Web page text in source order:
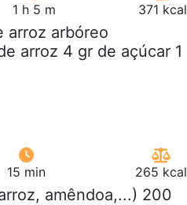
1 h 5 m 371 kcal
arroz arbóreo
arroz 4 gr de açúcar 1
15 min 265 kcal
amêndoa,...) 200